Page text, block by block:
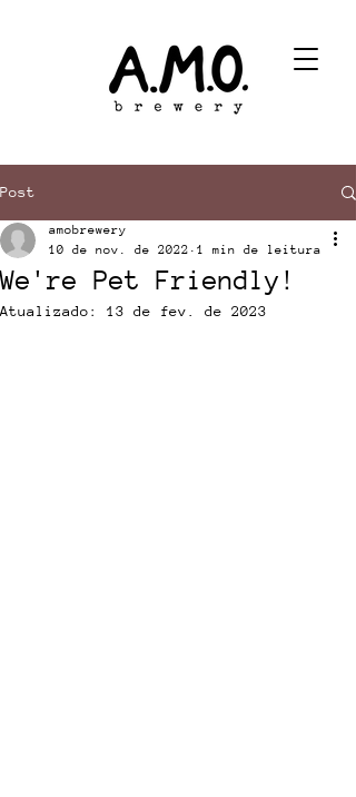
Post
We're Pet Friendly!
amobrewery
10 de nov. de 2022
1 min de leitura
Atualizado: 13 de fev. de 2023